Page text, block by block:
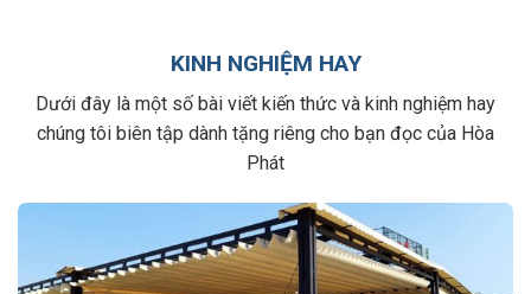
KINH NGHIỆM HAY
Dưới đây là một số bài viết kiến thức và kinh nghiệm hay
chúng tôi biên tập dành tặng riêng cho bạn đọc của Hòa
Phát